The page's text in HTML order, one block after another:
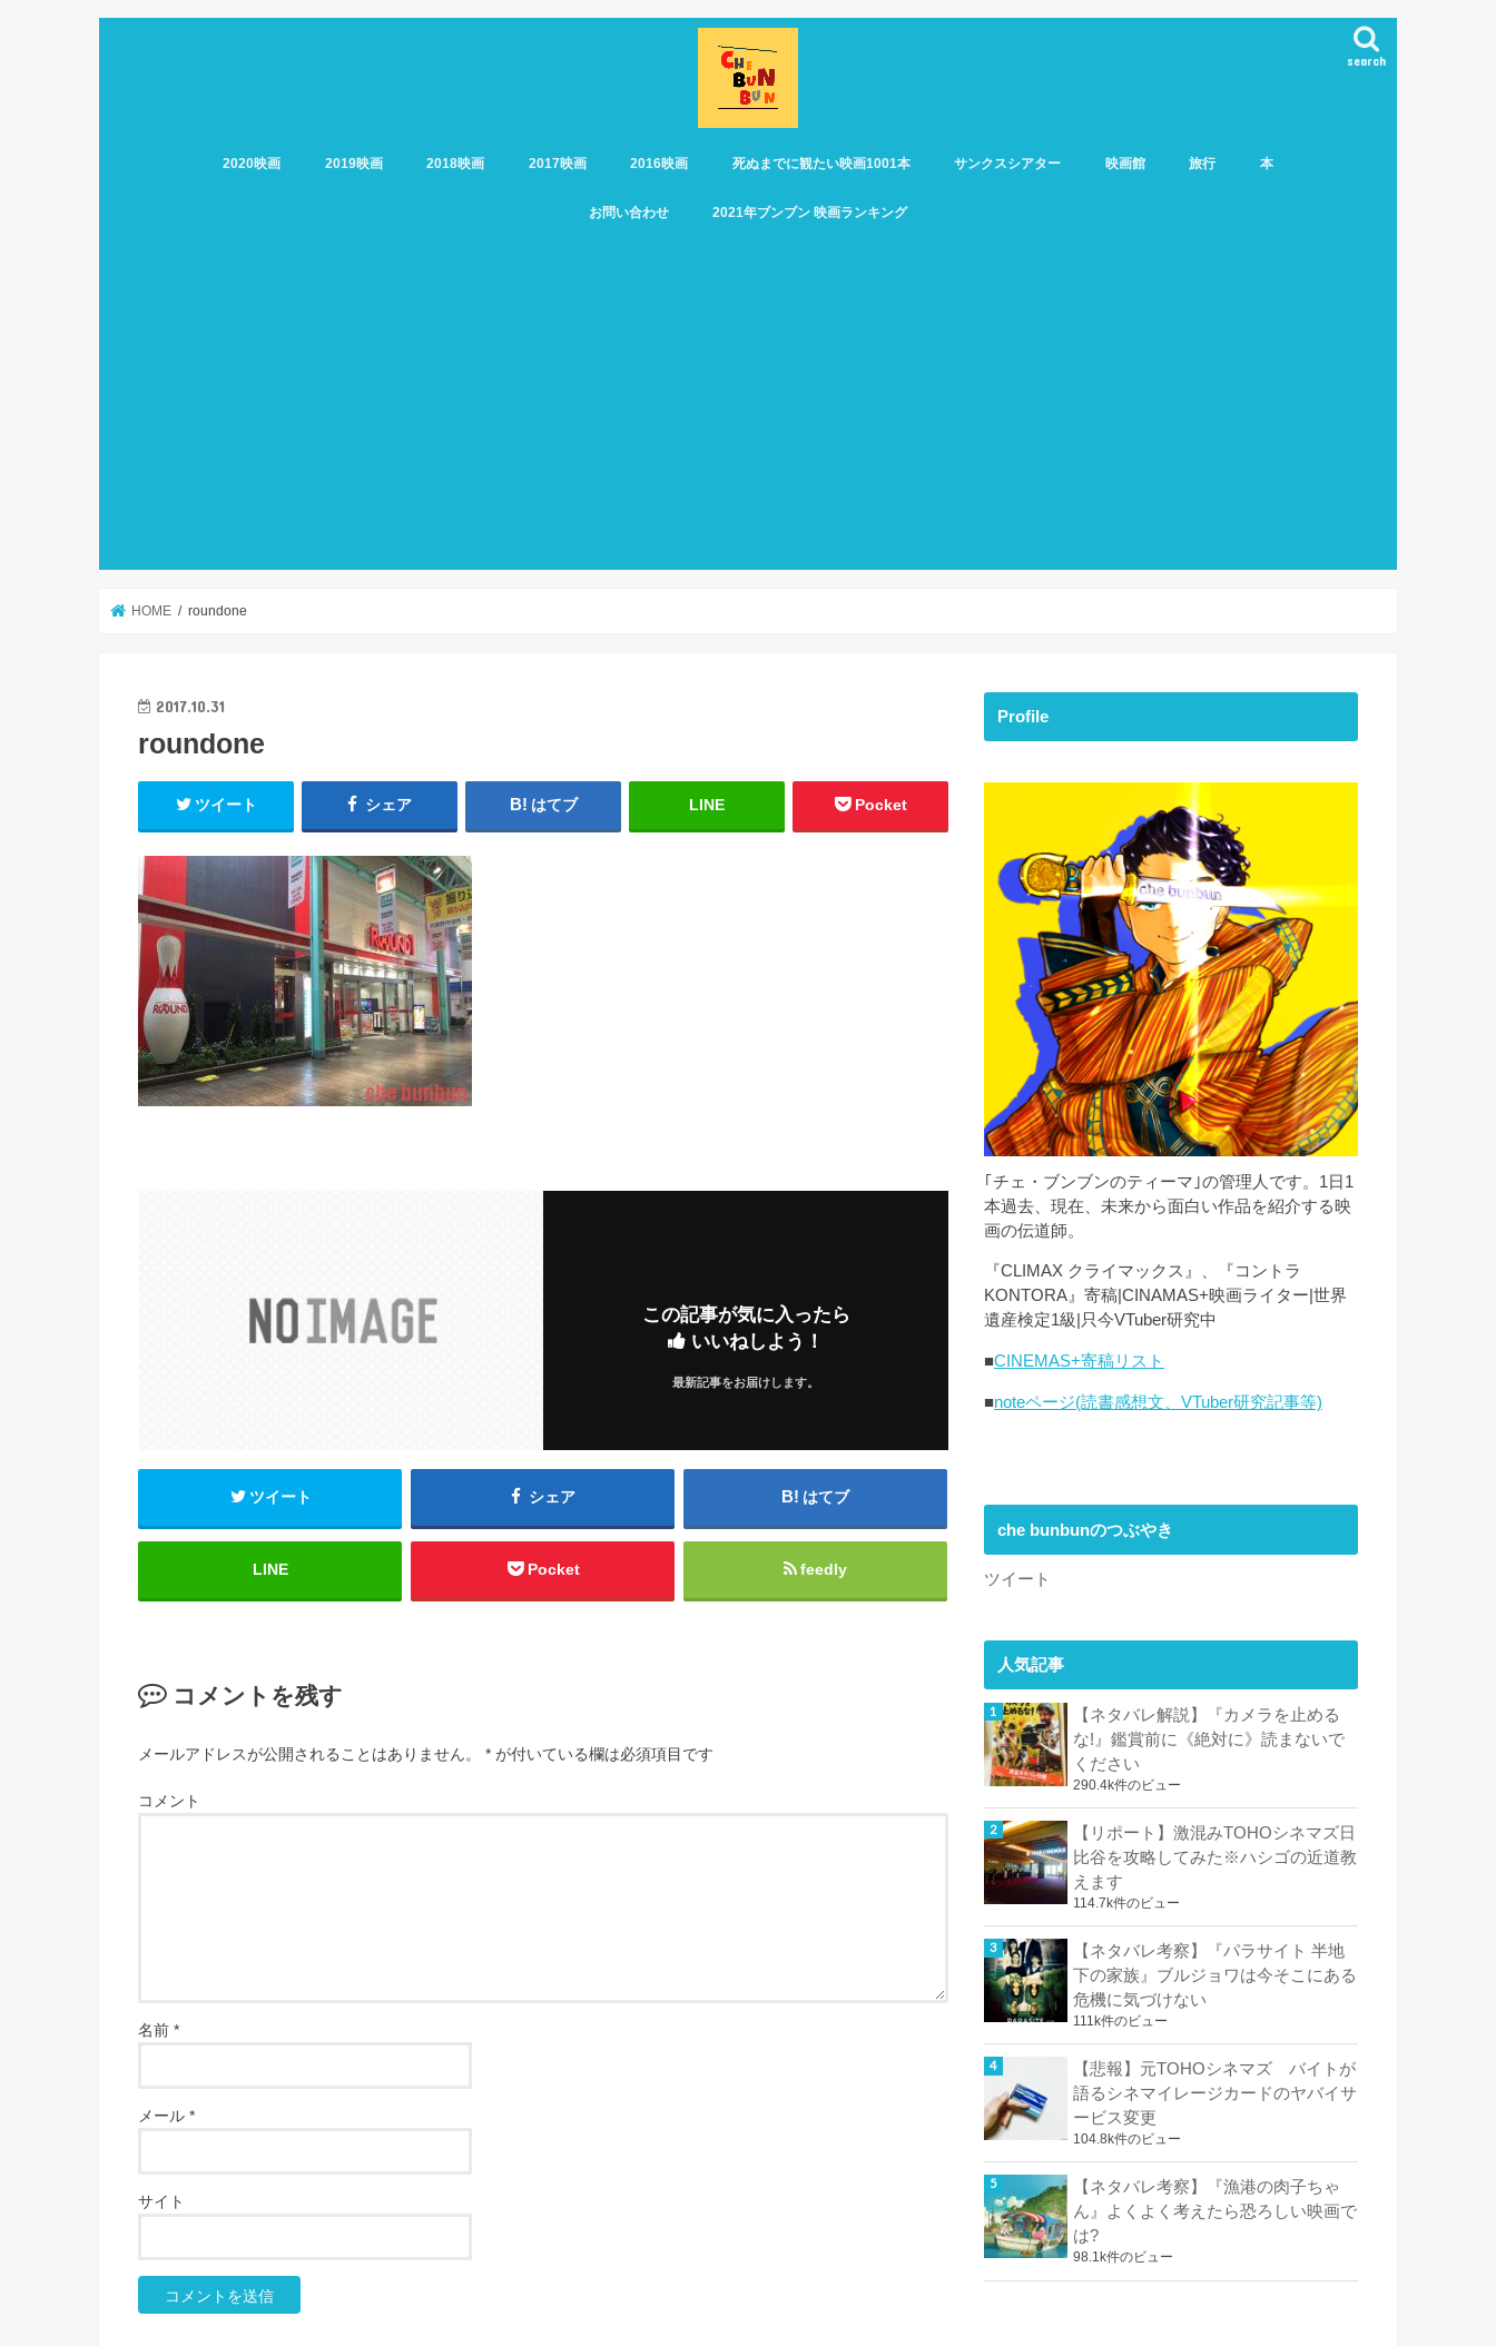
search
2020映画 2019映画 2018映画 2017映画 2016映画 死ぬまでに観たい映画1001本 サンクスシアター 映画館 旅行 本
お問い合わせ 2021年ブンブン 映画ランキング
HOME roundone
2017.10.31
roundone
ツイート シェア はてブ LINE Pocket
この記事が気に入ったら
いいねしよう！
最新記事をお届けします。
ツイート シェア はてブ
LINE Pocket feedly
コメントを残す
メールアドレスが公開されることはありません。 * が付いている欄は必須項目です
コメント
名前 *
メール *
サイト
Profile
｢チェ・ブンブンのティーマ｣の管理人です。1日1
本過去、現在、未来から面白い作品を紹介する映
画の伝道師。
『CLIMAX クライマックス』、『コントラ
KONTORA』寄稿|CINAMAS+映画ライター|世界
遺産検定1級|只今VTuber研究中
■CINEMAS+寄稿リスト
■noteページ(読書感想文、VTuber研究記事等)
che bunbunのつぶやき
ツイート
人気記事
【ネタバレ解説】『カメラを止める
な!』鑑賞前に《絶対に》読まないで
ください
290.4k件のビュー
【リポート】激混みTOHOシネマズ日
比谷を攻略してみた※ハシゴの近道教
えます
114.7k件のビュー
【ネタバレ考察】『パラサイト 半地
下の家族』ブルジョワは今そこにある
危機に気づけない
111k件のビュー
【悲報】元TOHOシネマズ バイトが
語るシネマイレージカードのヤバイサ
ービス変更
104.8k件のビュー
【ネタバレ考察】『漁港の肉子ちゃ
ん』よくよく考えたら恐ろしい映画で
は?
98.1k件のビュー